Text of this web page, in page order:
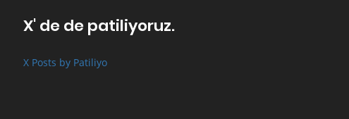
X' de de patiliyoruz.
X Posts by Patiliyo